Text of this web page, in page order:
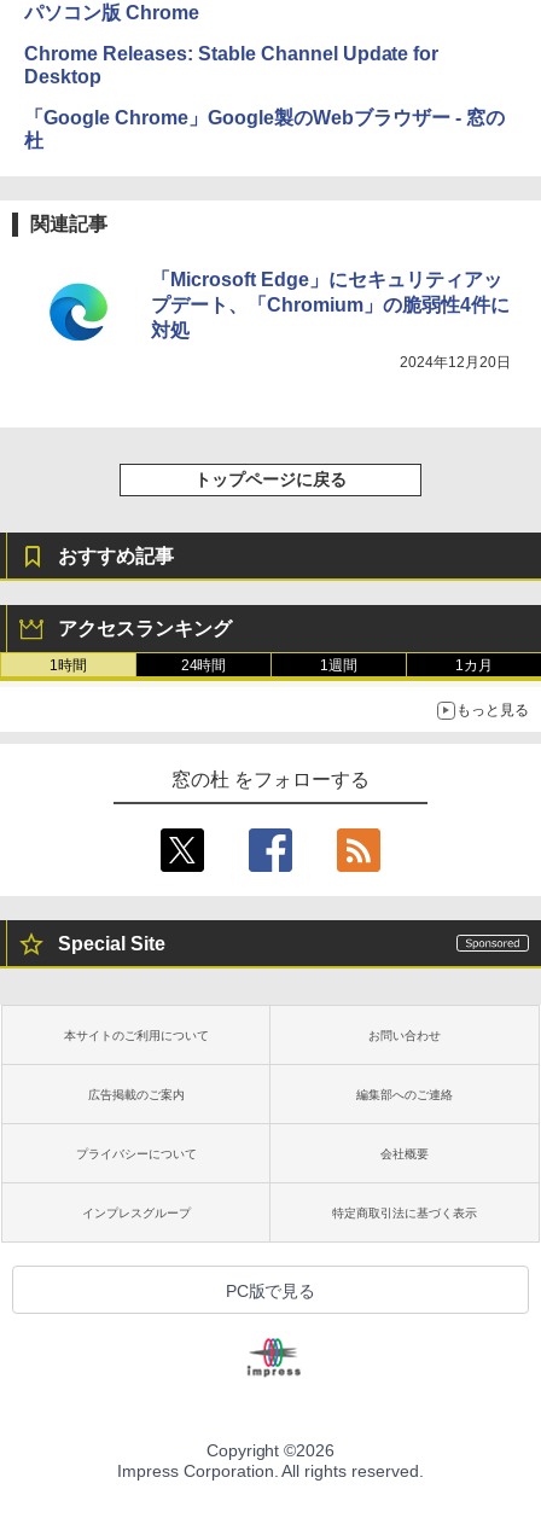
パソコン版 Chrome
Chrome Releases: Stable Channel Update for
Desktop
「Google Chrome」Google製のWebブラウザー - 窓の
杜
関連記事
「Microsoft Edge」にセキュリティアッ
プデート、「Chromium」の脆弱性4件に
対処
2024年12月20日
トップページに戻る
おすすめ記事
アクセスランキング
1時間 24時間 1週間 1カ月
もっと見る
窓の杜 をフォローする
Special Site
本サイトのご利用について お問い合わせ
広告掲載のご案内 編集部へのご連絡
プライバシーについて 会社概要
インプレスグループ 特定商取引法に基づく表示
PC版で見る
Copyright ©2026
Impress Corporation. All rights reserved.